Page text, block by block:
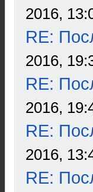
2016,
RE:
2016,
RE:
2016,
RE:
2016,
RE: